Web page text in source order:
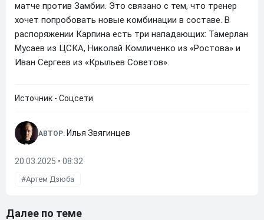
матче против Замбии. Это связано с тем, что тренер
хочет попробовать новые комбинации в составе. В
распоряжении Карпина есть три нападающих: Тамерлан
Мусаев из ЦСКА, Николай Комличенко из «Ростова» и
Иван Сергеев из «Крыльев Советов».
Источник - Соцсети
АВТОР: Илья Звягинцев
20.03.2025 • 08:32
Артем Дзюба
Далее по теме